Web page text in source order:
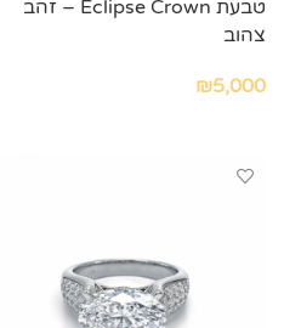
טבעת Eclipse Crown – זהב
צהוב
₪5,000